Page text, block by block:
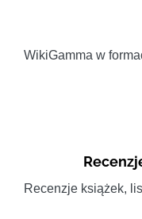
WikiGamma w
Recenzje książek,